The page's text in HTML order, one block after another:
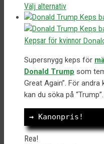
Välj alternativDen
här
produkten
har
varianter.
De
olika
alternativen
kan
väljas
på
Kepsar för kvinnor
Supersnygg keps för
Donald Trump som
Great Again”. För andra
kan du söka på “Trump”.
→ Kanonpris!
Rea!